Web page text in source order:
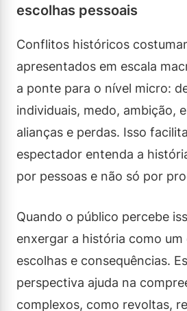
escolhas pessoais
Conflitos históricos
apresentados em escala
a ponte para o nível micro:
individuais, medo, ambição,
alianças e perdas. Isso
espectador entenda a
por pessoas e não só por
Quando o público percebe
enxergar a história como
escolhas e consequências.
perspectiva ajuda na
complexos, como revoltas,